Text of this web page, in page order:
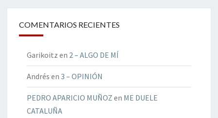
COMENTARIOS RECIENTES
Garikoitz en 2 – ALGO DE MÍ
Andrés en 3 – OPINIÓN
PEDRO APARICIO MUÑOZ en ME DUELE
CATALUÑA